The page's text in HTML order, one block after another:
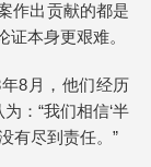
作出贡献的都是
本身更艰难。
8月，他们经历
：“我们相信‘半
有尽到责任。”